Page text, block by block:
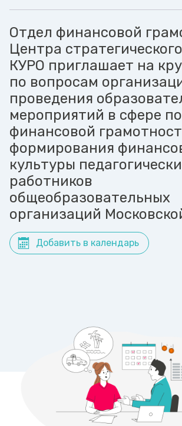
Отдел финансовой
Центра
КУРО приглашает на
по вопросам
проведения
мероприятий в сфере
финансовой
формирования
культуры
работников
общеобразовательных
организаций
Добавить в календарь